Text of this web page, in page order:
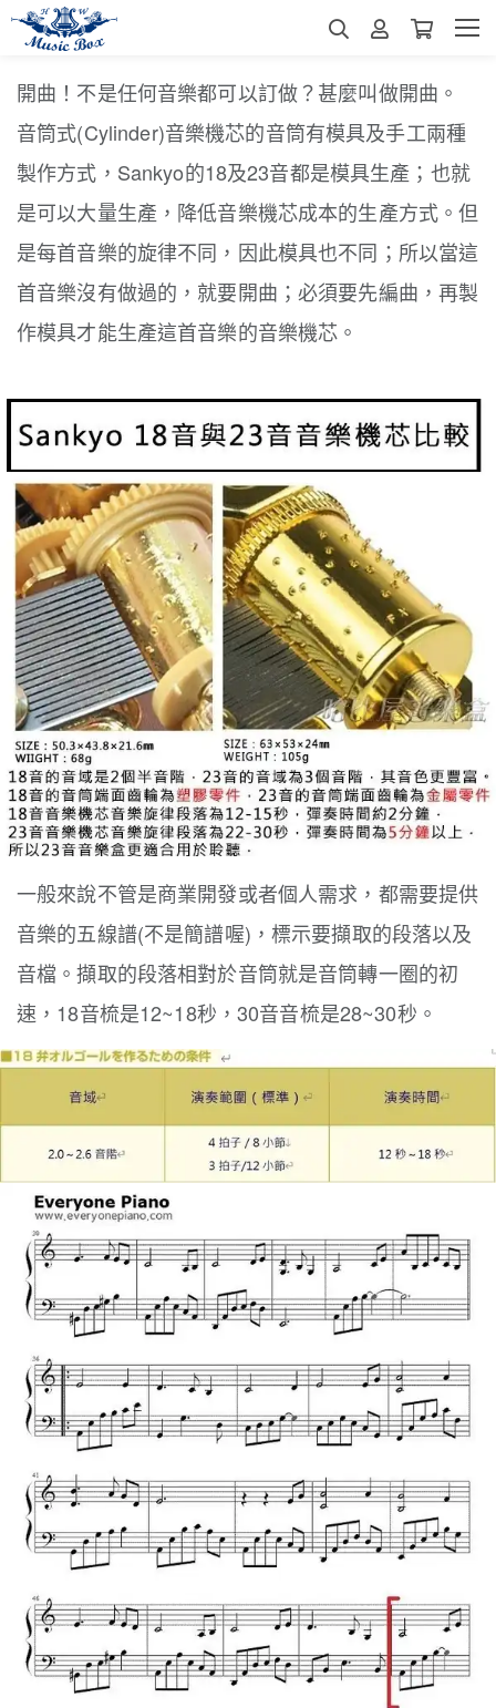
開曲！不是任何音樂都可以訂做？甚麼叫做開曲。
音筒式(Cylinder)音樂機芯的音筒有模具及手工兩種
製作方式，Sankyo的18及23音都是模具生產；也就
是可以大量生產，降低音樂機芯成本的生產方式。但
是每首音樂的旋律不同，因此模具也不同；所以當這
首音樂沒有做過的，就要開曲；必須要先編曲，再製
作模具才能生產這首音樂的音樂機芯。
一般來說不管是商業開發或者個人需求，都需要提供
音樂的五線譜(不是簡譜喔)，標示要擷取的段落以及
音檔。擷取的段落相對於音筒就是音筒轉一圈的初
速，18音梳是12~18秒，30音音梳是28~30秒。